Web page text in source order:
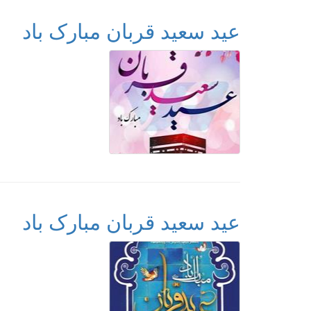
عید سعید قربان مبارک باد
عید سعید قربان مبارک باد